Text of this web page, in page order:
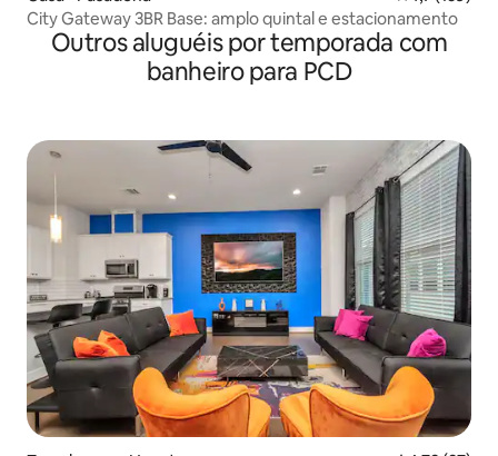
City Gateway 3BR Base: amplo quintal e estacionamento
Outros aluguéis por temporada com
banheiro para PCD